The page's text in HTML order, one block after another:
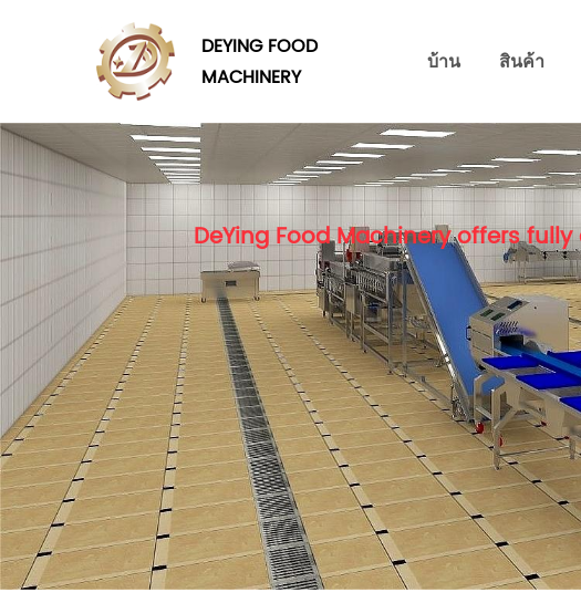
DEYING FOOD
MACHINERY
บ้าน สินค้า
DeYing Food Machinery offers